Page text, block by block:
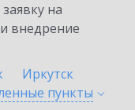
на
внедрение
Иркутск
пункты